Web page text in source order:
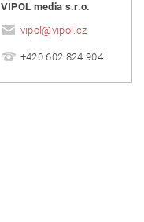
VIPOL media s.r.o.
vipol@vipol.cz
+420 602 824 904